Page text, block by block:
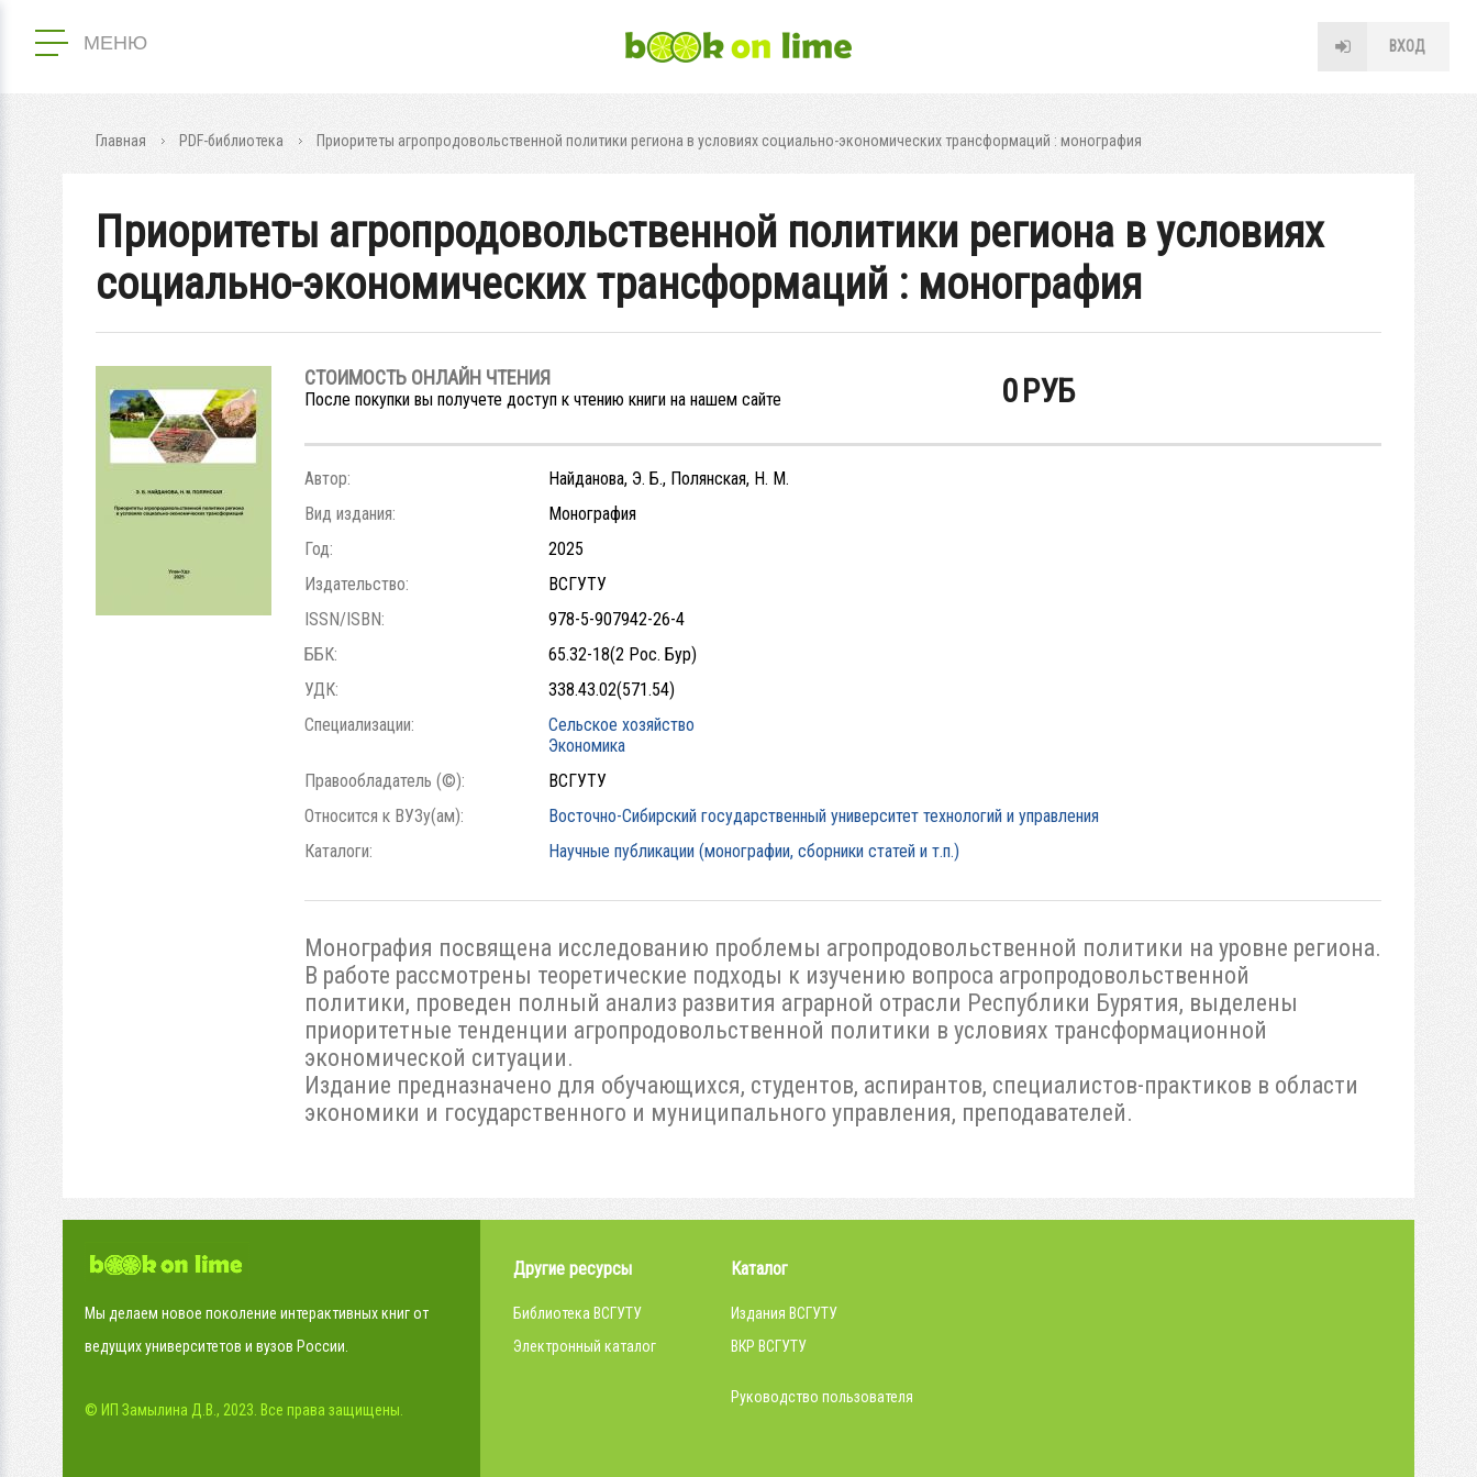
МЕНЮ ВХОД
Главная PDF-библиотека Приоритеты агропродовольственной политики региона в условиях социально-экономических трансформаций : монография
Приоритеты агропродовольственной политики региона в условиях
социально-экономических трансформаций : монография
СТОИМОСТЬ ОНЛАЙН ЧТЕНИЯ
После покупки вы получете доступ к чтению книги на нашем сайте 0РУБ
Автор:
Найданова, Э. Б., Полянская, Н. М.
Вид издания:
Монография
Год:
2025
Издательство:
ВСГУТУ
ISSN/ISBN:
978-5-907942-26-4
ББК:
65.32-18(2 Рос. Бур)
УДК:
338.43.02(571.54)
Специализации:
Сельское хозяйство
Экономика
Правообладатель (©):
ВСГУТУ
Относится к ВУЗу(ам):
Восточно-Сибирский государственный университет технологий и управления
Каталоги:
Научные публикации (монографии, сборники статей и т.п.)
Монография посвящена исследованию проблемы агропродовольственной политики на уровне региона.
В работе рассмотрены теоретические подходы к изучению вопроса агропродовольственной
политики, проведен полный анализ развития аграрной отрасли Республики Бурятия, выделены
приоритетные тенденции агропродовольственной политики в условиях трансформационной
экономической ситуации.
Издание предназначено для обучающихся, студентов, аспирантов, специалистов-практиков в области
экономики и государственного и муниципального управления, преподавателей.
Мы делаем новое поколение интерактивных книг от
ведущих университетов и вузов России.
© ИП Замылина Д.В., 2023. Все права защищены.
Другие ресурсы
Библиотека ВСГУТУ
Электронный каталог
Каталог
Издания ВСГУТУ
ВКР ВСГУТУ
Руководство пользователя